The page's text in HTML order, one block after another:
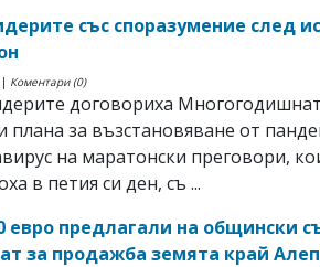
със споразумение след
| Коментари (0)
договориха
плана за възстановяване от
на маратонски преговори,
в петия си ден, съ ...
евро предлагали на общински
за продажба земята край